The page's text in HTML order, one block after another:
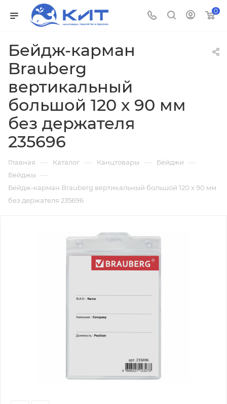
0
Бейдж-карман
Brauberg
вертикальный
большой 120 х 90 мм
без держателя
235696
Главная — Каталог — Канцтовары — Бейджи —
Бейджы —
Бейдж-карман Brauberg вертикальный большой 120 х 90 мм
без держателя 235696